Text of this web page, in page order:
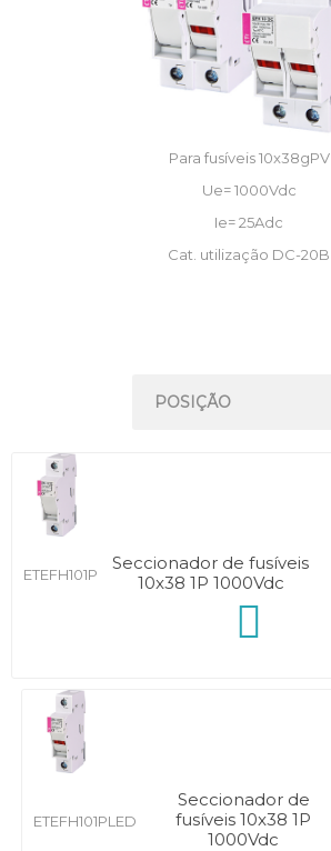
Para fusíveis 10x38gPV
Ue= 1000Vdc
Ie= 25Adc
Cat. utilização DC-20B
ETEFH101P
Seccionador de fusíveis
10x38 1P 1000Vdc
ETEFH101PLED
Seccionador de
fusíveis 10x38 1P
1000Vdc